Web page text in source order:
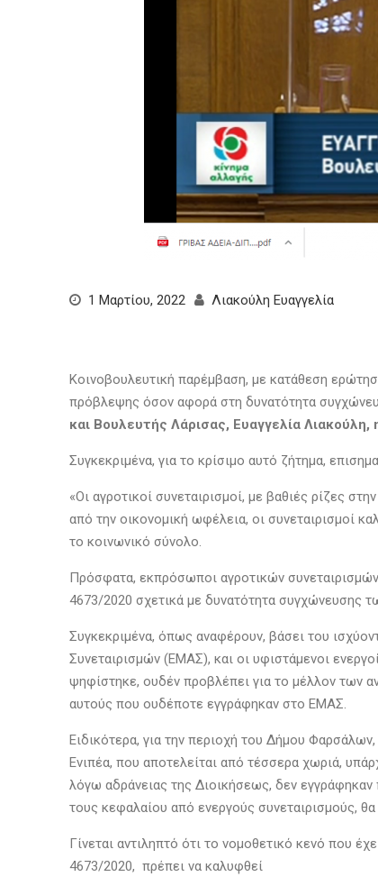
1 Μαρτίου, 2022 Λιακούλη Ευαγγελία
Κοινοβουλευτική παρέμβαση, με κατάθεση
πρόβλεψης όσον αφορά στη δυνατότητα
και Βουλευτής Λάρισας, Ευαγγελία
Συγκεκριμένα, για το κρίσιμο αυτό ζήτημα,
«Οι αγροτικοί συνεταιρισμοί, με βαθιές ρίζες
από την οικονομική ωφέλεια, οι συνεταιρισμοί
το κοινωνικό σύνολο.
Πρόσφατα, εκπρόσωποι αγροτικών
4673/2020 σχετικά με δυνατότητα συγχώνευσης
Συγκεκριμένα, όπως αναφέρουν, βάσει του
Συνεταιρισμών (ΕΜΑΣ), και οι υφιστάμενοι
ψηφίστηκε, ουδέν προβλέπει για το μέλλον των
αυτούς που ουδέποτε εγγράφηκαν στο ΕΜΑΣ.
Ειδικότερα, για την περιοχή του Δήμου
Ενιπέα, που αποτελείται από τέσσερα χωριά,
λόγω αδράνειας της Διοικήσεως, δεν
τους κεφαλαίου από ενεργούς συνεταιρισμούς,
Γίνεται αντιληπτό ότι το νομοθετικό κενό που
4673/2020, πρέπει να καλυφθεί